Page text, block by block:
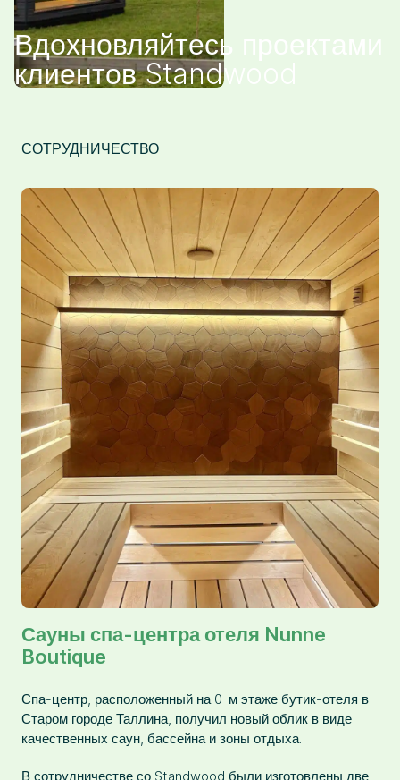
Вдохновляйтесь проектами
клиентов Standwood
СОТРУДНИЧЕСТВО
Сауны спа-центра отеля Nunne
Boutique
Спа-центр, расположенный на 0-м этаже бутик-отеля в
Старом городе Таллина, получил новый облик в виде
качественных саун, бассейна и зоны отдыха.
В сотрудничестве со Standwood были изготовлены две